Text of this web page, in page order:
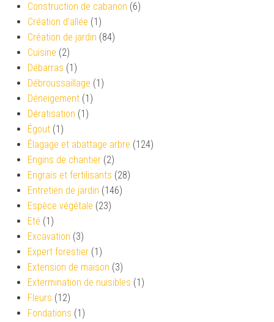
Construction de cabanon (6)
Création d’allée (1)
Création de jardin (84)
Cuisine (2)
Débarras (1)
Débroussaillage (1)
Déneigement (1)
Dératisation (1)
Égout (1)
Élagage et abattage arbre (124)
Engins de chantier (2)
Engrais et fertilisants (28)
Entretien de jardin (146)
Espèce végétale (23)
Eté (1)
Excavation (3)
Expert forestier (1)
Extension de maison (3)
Extermination de nuisibles (1)
Fleurs (12)
Fondations (1)